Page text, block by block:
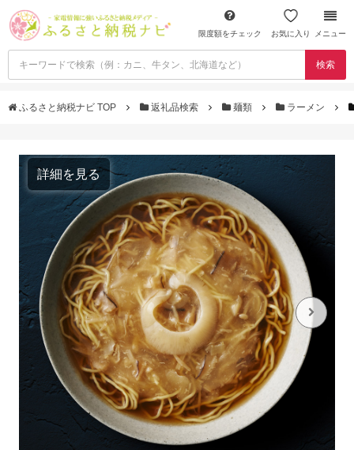
限度額をチェック お気に入り メニュー
検索
ふるさと納税ナビ TOP 返礼品検索 麺類 ラーメン
詳細を見る